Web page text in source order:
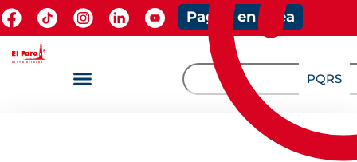
Pagos en línea
PQRS